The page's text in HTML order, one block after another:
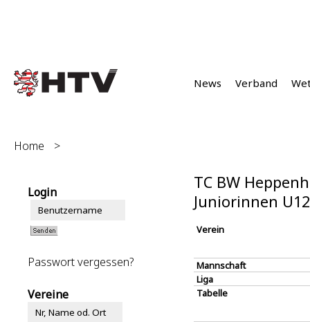
News Verband
Home >
Login
Passwort vergessen?
Vereine
TC BW
Juniorinnen
Verein
Mannschaft
Liga
Tabelle